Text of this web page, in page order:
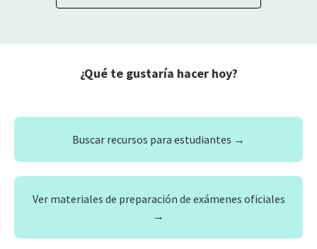
¿Qué te gustaría hacer hoy?
Buscar recursos para estudiantes →
Ver materiales de preparación de exámenes oficiales
→